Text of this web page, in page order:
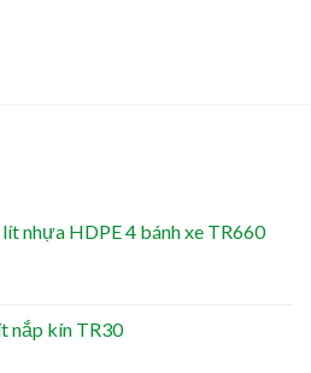
nhựa HDPE 4 bánh xe TR660
nắp kín TR30